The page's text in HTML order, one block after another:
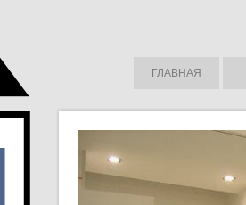
ГЛАВНАЯ